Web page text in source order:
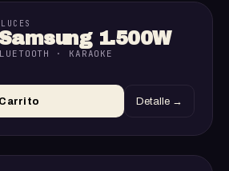
1.500W
· KARAOKE
Detalle →